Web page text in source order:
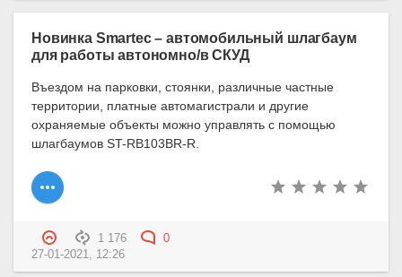
Новинка Smartec – автомобильный шлагбаум
для работы автономно/в СКУД
Въездом на парковки, стоянки, различные частные
территории, платные автомагистрали и другие
охраняемые объекты можно управлять с помощью
шлагбаумов ST-RB103BR-R.
1 176
0
27-01-2021, 12:26